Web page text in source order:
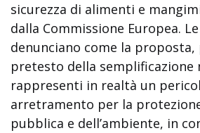
sicurezza di alimenti e
dalla Commissione Europea.
denunciano come la
pretesto della semplificazione
rappresenti in realtà un
arretramento per la
pubblica e dell’ambiente, in